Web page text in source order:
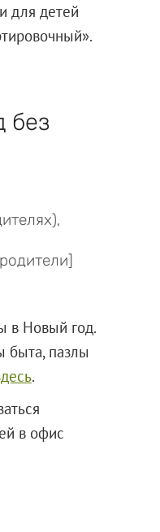
для детей
без
в Новый год.
быта, пазлы
.
в офис